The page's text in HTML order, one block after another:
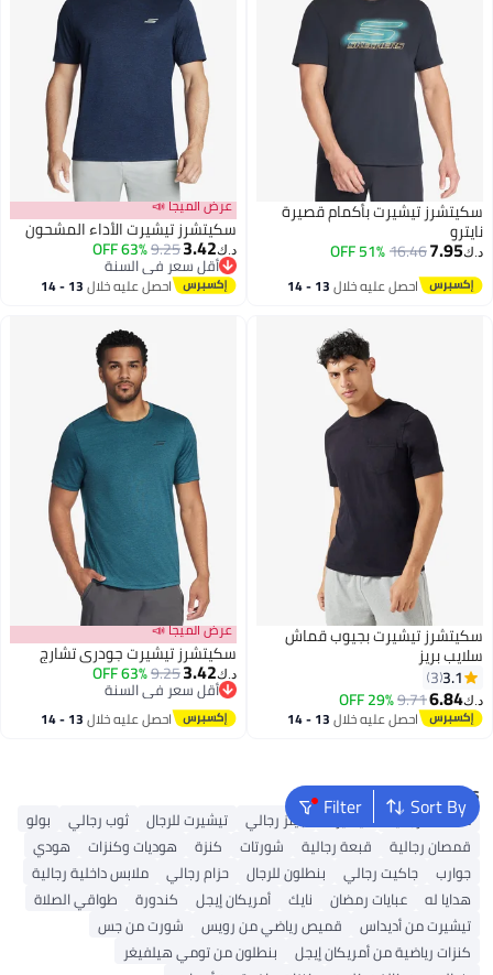
سكيتشرز تيشيرت بأكمام قصيرة
نايترو
د.ك‏7.95
16.46
51% OFF
احصل عليه خلال 13 - 14
عرض الميجا 📣
سكيتشرز تيشيرت الأداء المشحون
د.ك‏3.42
9.25
63% OFF
أقل سعر في السنة
أقل سعر في السنة
احصل عليه خلال 13 - 14
سكيتشرز تيشيرت بجيوب قماش
سلايب بريز
3.1
3
د.ك‏6.84
9.71
29% OFF
احصل عليه خلال 13 - 14
عرض الميجا 📣
سكيتشرز تيشيرت جودري تشارج
د.ك‏3.42
9.25
63% OFF
أقل سعر في السنة
أقل سعر في السنة
احصل عليه خلال 13 - 14
Sort By
FilterPopular Searches
محفظة رجالية تيشيرت جينز رجالي تيشيرت للرجال ثوب رجالي
بولو
قمصان رجالية
قبعة رجالية شورتات كنزة هوديات وكنزات
هودي
جوارب
جاكيت رجالي بنطلون للرجال حزام رجالي
ملابس داخلية رجالية
هدايا له
عبايات رمضان نايك أمريكان إيجل كندورة
طواقي الصلاة
تيشيرت من أديداس
قميص رياضي من رويس
شورت من جس
كنزات رياضية من أمريكان إيجل
بنطلون من تومي هيلفيغر